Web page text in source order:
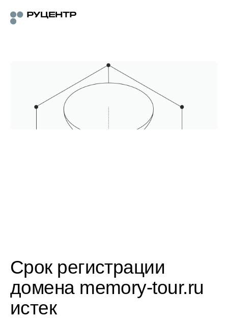
Срок регистрации
домена memory-tour.ru
истек